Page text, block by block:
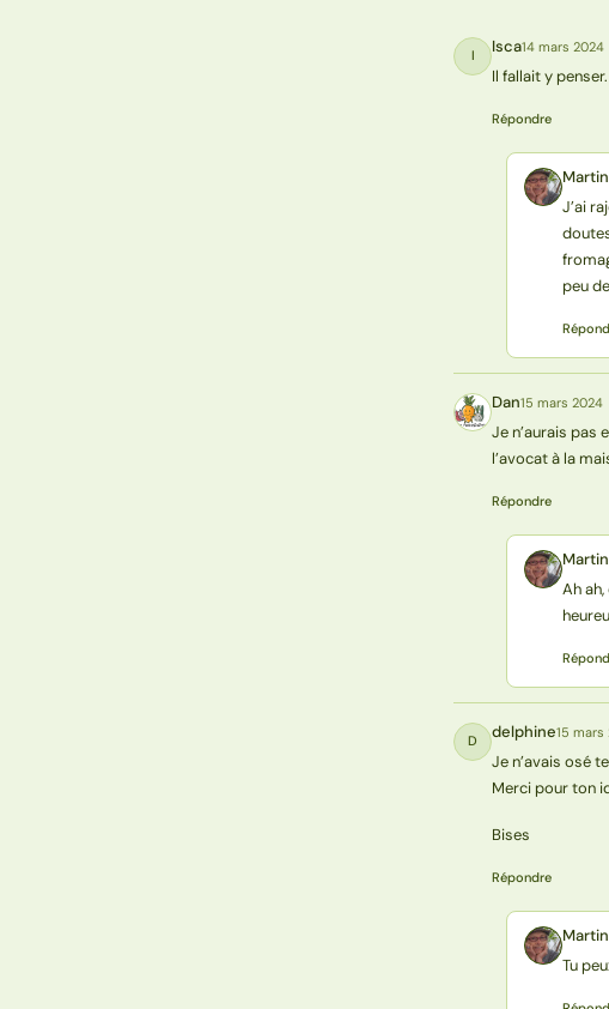
I Isca14 mars 2024
Il fallait y
Répondre
MP
J’ai
peu
D Dan15 mars 2024
Je n’aurais pas
l’avocat à la
Répondre
MP
Ah
D delphine15 mars
Je n’avais osé
Merci pour ton
Bises
Répondre
MP
Tu